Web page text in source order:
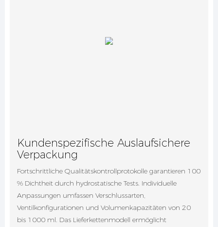
Kundenspezifische Auslaufsichere
Verpackung
Fortschrittliche Qualitätskontrollprotokolle garantieren 100
% Dichtheit durch hydrostatische Tests. Individuelle
Anpassungen umfassen Verschlussarten,
Ventilkonfigurationen und Volumenkapazitäten von 20
bis 1000 ml. Das Lieferkettenmodell ermöglicht